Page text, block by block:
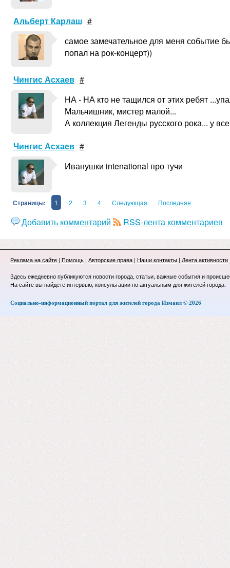
Альберт Карлаш #
самое замечательное для меня событие
попал на рок-концерт))
Чингис Асхаев #
НА - НА кто не тащился от этих ребят
Мальчишник, мистер малой...
А коллекция Легенды русского рока... у
Чингис Асхаев #
Иванушки intenational про тучи
Страницы: 1 2 3 4 Следующая Последняя
Добавить комментарий RSS-лента комментариев
Реклама на сайте | Помощь | Авторские права | Наши контакты | Лента активности
Здесь ежедневно публикуются новости города, статьи, важные события и
На сайте вы найдете интервью, консультации по актуальным для жителей города.
Социально-информационный портал для жителей города Измаил © 2026